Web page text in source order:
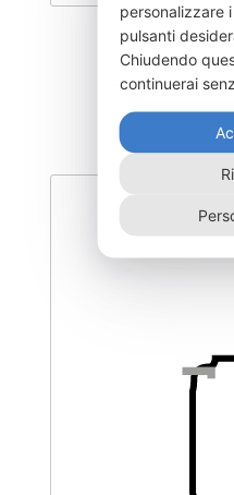
personalizzare
pulsanti
Chiudendo
continuerai